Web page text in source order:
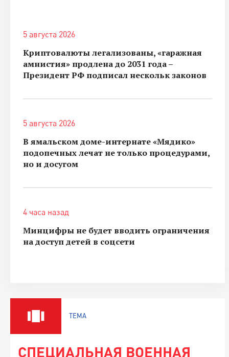
5 августа 2026
Криптовалюты легализованы, «гаражная
амнистия» продлена до 2031 года –
Президент РФ подписал нескольк законов
5 августа 2026
В ямальском доме-интернате «Мядико»
подопечных лечат не только процедурами,
но и досугом
4 часа назад
Минцифры не будет вводить ограничения
на доступ детей в соцсети
ТЕМА
СПЕЦИАЛЬНАЯ ВОЕННАЯ